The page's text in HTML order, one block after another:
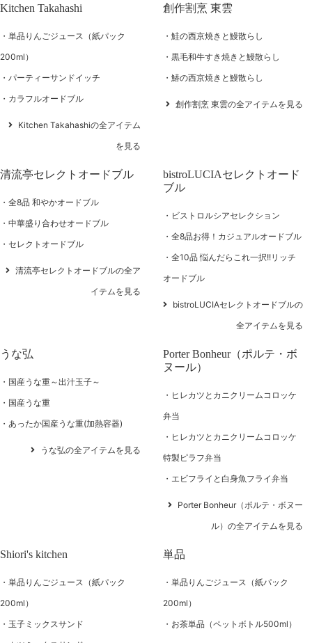
Kitchen Takahashi
単品りんごジュース（紙パック
200ml）
パーティーサンドイッチ
カラフルオードブル
Kitchen Takahashiの全アイテム
を見る
創作割烹 東雲
鮭の西京焼きと鰻散らし
黒毛和牛すき焼きと鰻散らし
鰆の西京焼きと鰻散らし
創作割烹 東雲の全アイテムを見る
清流亭セレクトオードブル
全8品 和やかオードブル
中華盛り合わせオードブル
セレクトオードブル
清流亭セレクトオードブルの全ア
イテムを見る
bistroLUCIAセレクトオード
ブル
ビストロルシアセレクション
全8品お得！カジュアルオードブル
全10品 悩んだらこれ一択!!リッチ
オードブル
bistroLUCIAセレクトオードブルの
全アイテムを見る
うな弘
国産うな重～出汁玉子～
国産うな重
あったか国産うな重(加熱容器)
うな弘の全アイテムを見る
Porter Bonheur（ポルテ・ボ
ヌール）
ヒレカツとカニクリームコロッケ
弁当
ヒレカツとカニクリームコロッケ
特製ピラフ弁当
エビフライと白身魚フライ弁当
Porter Bonheur（ポルテ・ボヌー
ル）の全アイテムを見る
Shiori's kitchen
単品りんごジュース（紙パック
200ml）
玉子ミックスサンド
単品
単品りんごジュース（紙パック
200ml）
お茶単品（ペットボトル500ml）